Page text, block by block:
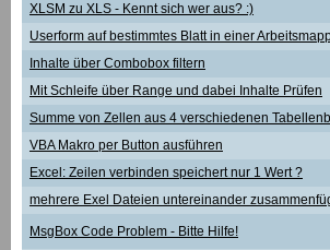
XLSM zu XLS - Kennt sich wer aus? :)
Userform auf bestimmtes Blatt in einer
Inhalte über Combobox filtern
Mit Schleife über Range und dabei Inhalte Prüfen
Summe von Zellen aus 4 verschiedenen
VBA Makro per Button ausführen
Excel: Zeilen verbinden speichert nur 1 Wert ?
mehrere Exel Dateien untereinander
MsgBox Code Problem - Bitte Hilfe!